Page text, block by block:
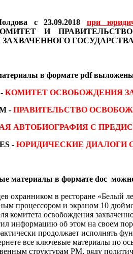
с 23.09.2018 при
И ПРАВИТЕЛЬСТВО
в формате pdf
- КОМИТЕТ ОСВОБОЖДЕНИЯ
- ПРАВИТЕЛЬСТВО
АВТОБИОГРАФИЯ С
- ЮРИДИЧЕСКИЕ ДИАЛОГИ
материалы в формате doc
охранником в ресторане «Белый
процессором и экраном 10
комитета освобождения
информацию об этом на своем
продолжает исполнять
все ключевые материалы по
структурам РМ, ряду